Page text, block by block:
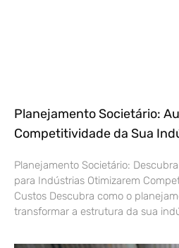
Planejamento Societário:
Competitividade da Sua
Planejamento Societário:
para Indústrias Otimizarem
Custos Descubra como o
transformar a estrutura da sua